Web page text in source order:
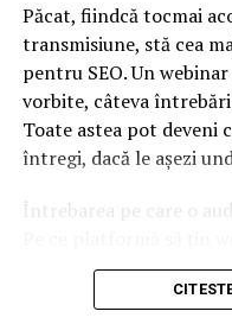
Păcat, fiindcă tocmai
transmisiune, stă cea
pentru SEO. Un
vorbite, câteva
Toate astea pot deveni
întregi, dacă le așezi
Întrebarea pe care o aud
din Google, nu doar
scurt e că platforma